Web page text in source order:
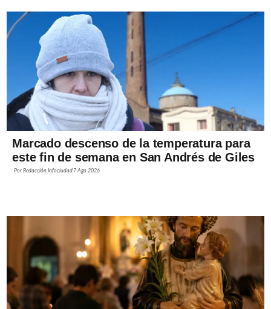
Marcado descenso de la temperatura para
este fin de semana en San Andrés de Giles
PorRedacción Infociudad 7 Ago 2026